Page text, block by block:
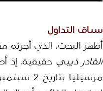
سياق التداول
أظهر البحث، الذي
القادر ذيبي
مرسيليا بتاريخ 2 سبتمبر/أيلول 2025. وفي أعقاب الحادثة، أعلنت